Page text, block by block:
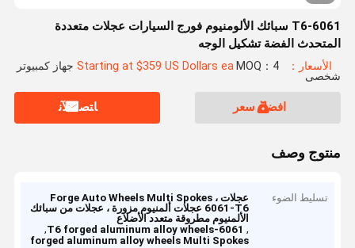
6061-T6 سبائك الألومنيوم فورج السيارات عجلات متعددة
المتحدث الفضة تشكيل الوجه
الأسعار：Starting at $359 US Dollars ea MOQ：4 جهاز كمبيوتر
شخصى
افضل سعر ﺎﺘﺼﻟ ﺍﻶﻧ
منتوج وصف
تسليط الضوء
عجلات Forge Auto Wheels Multi Spokes ،
6061-T6 عجلات ألمنيوم مزورة ، عجلات من سبائك
الألمنيوم مطروقة متعدد الأضلاع
,
6061-T6 forged aluminum alloy wheels
,
forged aluminum alloy wheels Multi Spokes